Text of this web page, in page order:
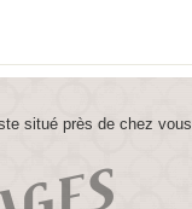
situé près de chez vous.